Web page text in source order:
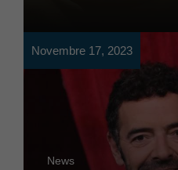
Novembre 17, 2023
News